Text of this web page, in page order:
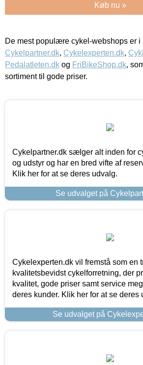
Køb nu »
De mest populære cykel-webshops er
Cykelpartner.dk, Cykelexperten.dk,
Pedalatleten.dk og FriBikeShop.dk,
sortiment til gode priser.
Cykelpartner.dk sælger alt inden for
og udstyr og har en bred vifte af
Klik her for at se deres udvalg.
Se udvalget på
Cykelexperten.dk vil fremstå som en
kvalitetsbevidst cykelforretning, der
kvalitet, gode priser samt service
deres kunder. Klik her for at se deres
Se udvalget på